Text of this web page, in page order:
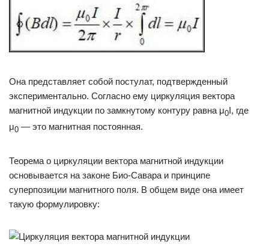
Она представляет собой постулат, подтвержденный
экспериментально. Согласно ему циркуляция вектора
магнитной индукции по замкнутому контуру равна μ0I, где
μ0 — это магнитная постоянная.
Теорема о циркуляции вектора магнитной индукции
основывается на законе Био-Савара и принципе
суперпозиции магнитного поля. В общем виде она имеет
такую формулировку: